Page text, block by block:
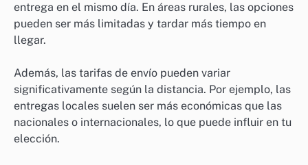
entrega en el mismo día. En áreas rurales, las opciones
pueden ser más limitadas y tardar más tiempo en
llegar.
Además, las tarifas de envío pueden variar
significativamente según la distancia. Por ejemplo, las
entregas locales suelen ser más económicas que las
nacionales o internacionales, lo que puede influir en tu
elección.